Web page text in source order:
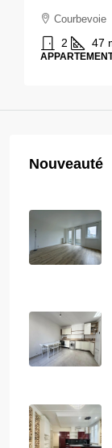
Courbevoie
2 47
Nouveauté